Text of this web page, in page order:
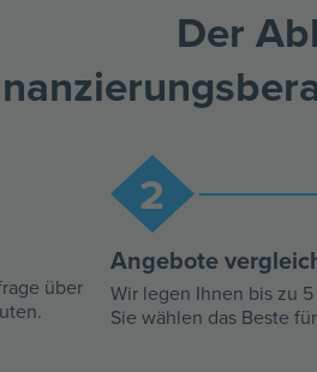
Der
über
2
Angebote
Wir legen Ihnen bis zu
Sie wählen das Beste